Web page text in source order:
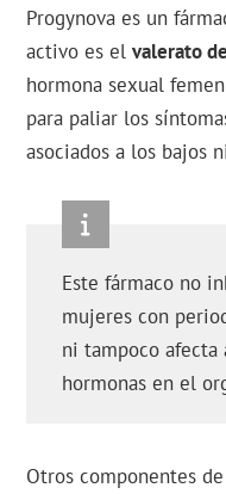
Progynova es un
activo es elvalerato
hormona sexual
para paliar los
asociados a los bajos
Este fármaco no
mujeres con
ni tampoco afecta
hormonas en el
Otros componentes